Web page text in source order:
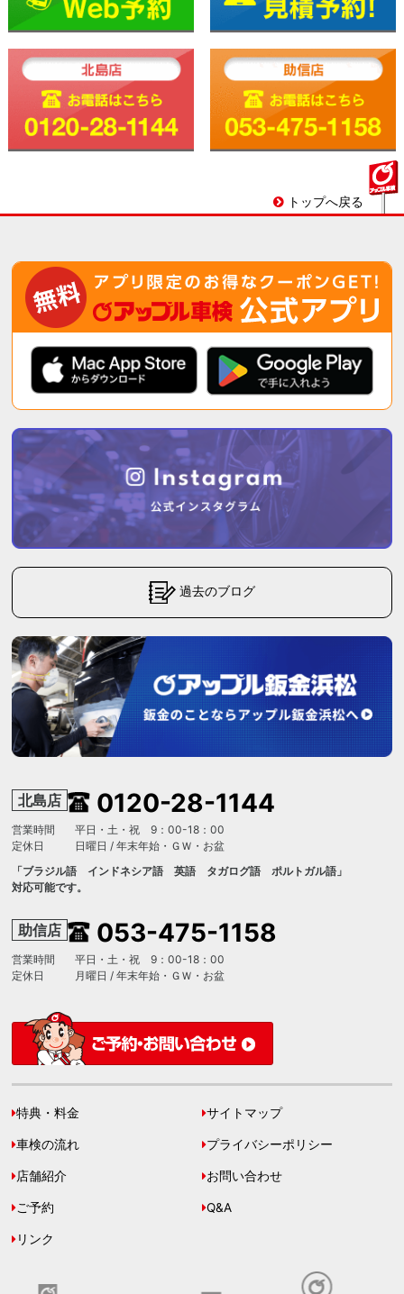
トップへ戻る
過去のブログ
北島店 0120-28-1144
営業時間
平日・土・祝 9：00-18：00
定休日
日曜日 / 年末年始・ＧＷ・お盆
「ブラジル語 インドネシア語 英語 タガログ語 ポルトガル語」
対応可能です。
助信店 053-475-1158
営業時間
平日・土・祝 9：00-18：00
定休日
月曜日 / 年末年始・ＧＷ・お盆
特典・料金 サイトマップ
車検の流れ プライバシーポリシー
店舗紹介 お問い合わせ
ご予約 Q&A
リンク